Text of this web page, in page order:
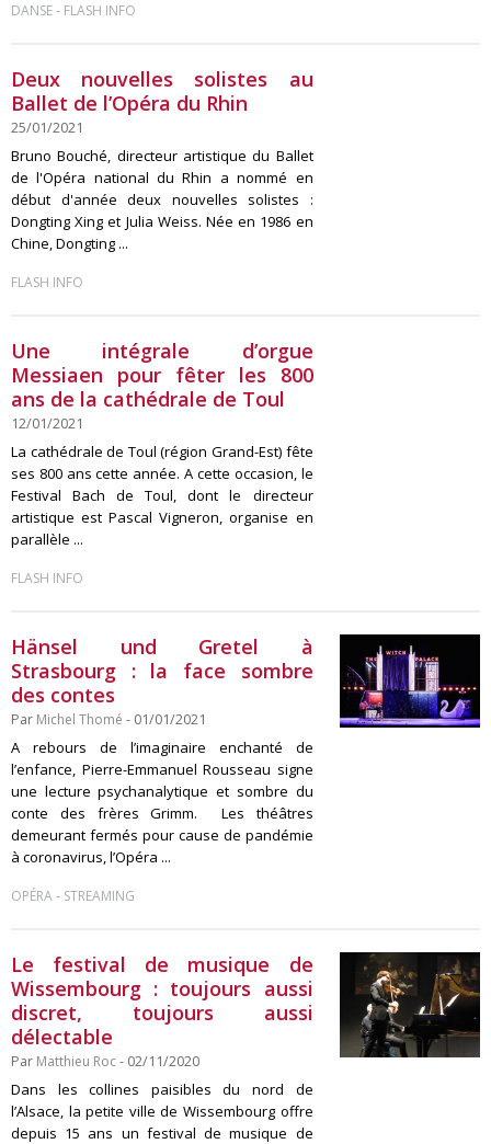
DANSE- FLASH INFO
Deux nouvelles solistes au
Ballet de l’Opéra du Rhin
25/01/2021
Bruno Bouché, directeur artistique du Ballet
de l'Opéra national du Rhin a nommé en
début d'année deux nouvelles solistes :
Dongting Xing et Julia Weiss. Née en 1986 en
Chine, Dongting ...
FLASH INFO
Une intégrale d’orgue
Messiaen pour fêter les 800
ans de la cathédrale de Toul
12/01/2021
La cathédrale de Toul (région Grand-Est) fête
ses 800 ans cette année. A cette occasion, le
Festival Bach de Toul, dont le directeur
artistique est Pascal Vigneron, organise en
parallèle ...
FLASH INFO
Hänsel und Gretel à
Strasbourg : la face sombre
des contes
Par Michel Thomé - 01/01/2021
A rebours de l’imaginaire enchanté de
l’enfance, Pierre-Emmanuel Rousseau signe
une lecture psychanalytique et sombre du
conte des frères Grimm. Les théâtres
demeurant fermés pour cause de pandémie
à coronavirus, l’Opéra ...
OPÉRA- STREAMING
Le festival de musique de
Wissembourg : toujours aussi
discret, toujours aussi
délectable
Par Matthieu Roc- 02/11/2020
Dans les collines paisibles du nord de
l’Alsace, la petite ville de Wissembourg offre
depuis 15 ans un festival de musique de